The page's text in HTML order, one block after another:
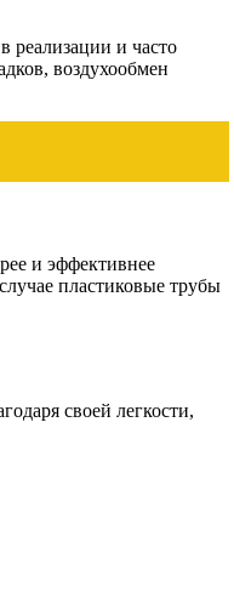
реализации и часто
воздухообмен
и эффективнее
пластиковые трубы
своей легкости,